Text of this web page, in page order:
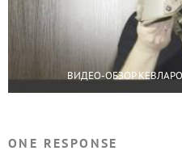
ВИДЕО-ОБЗОР
ONE RESPONSE